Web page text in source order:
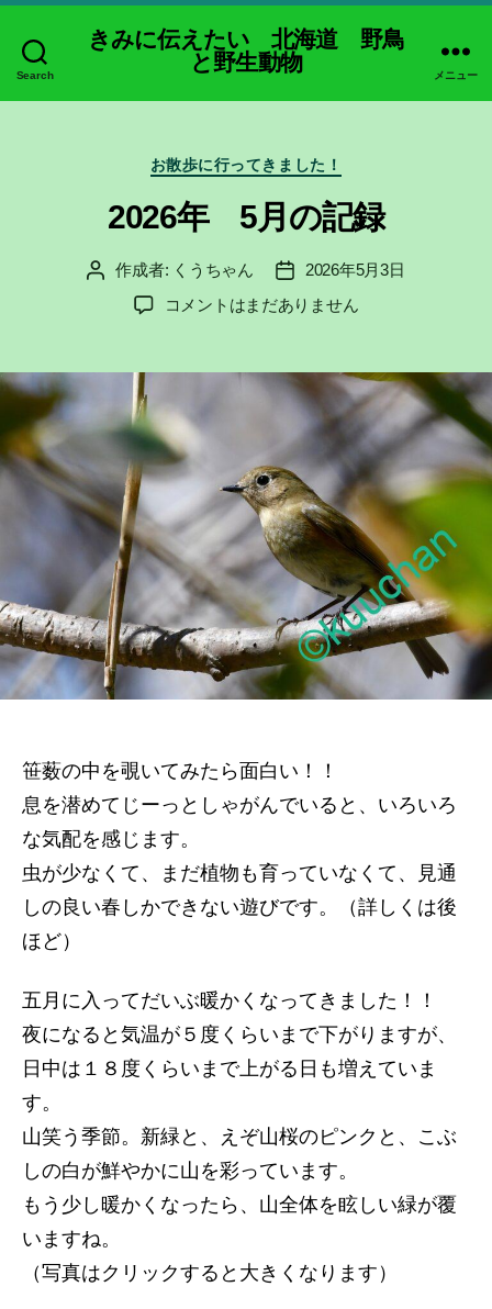
Search
きみに伝えたい 北海道 野鳥
と野生動物
メニュー
カ
テ
ゴ
リ
お散歩に行ってきました！
2026年 5月の記録
投
作成者: くうちゃん
投
稿
日
2026年5月3日
2026
月
録
へ
コメントはまだありません
笹薮の中を覗いてみたら面白い！！
息を潜めてじーっとしゃがんでいると、いろいろ
な気配を感じます。
虫が少なくて、まだ植物も育っていなくて、見通
しの良い春しかできない遊びです。（詳しくは後
ほど）
五月に入ってだいぶ暖かくなってきました！！
夜になると気温が５度くらいまで下がりますが、
日中は１８度くらいまで上がる日も増えていま
す。
山笑う季節。新緑と、えぞ山桜のピンクと、こぶ
しの白が鮮やかに山を彩っています。
もう少し暖かくなったら、山全体を眩しい緑が覆
いますね。
（写真はクリックすると大きくなります）